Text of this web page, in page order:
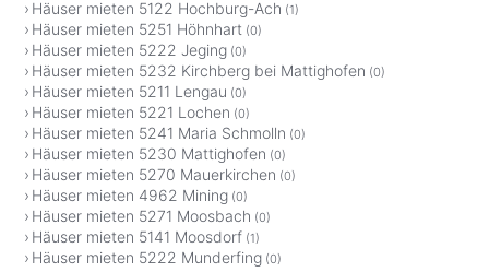
Häuser mieten 5122 Hochburg-Ach (1)
Häuser mieten 5251 Höhnhart (0)
Häuser mieten 5222 Jeging (0)
Häuser mieten 5232 Kirchberg bei Mattighofen (0)
Häuser mieten 5211 Lengau (0)
Häuser mieten 5221 Lochen (0)
Häuser mieten 5241 Maria Schmolln (0)
Häuser mieten 5230 Mattighofen (0)
Häuser mieten 5270 Mauerkirchen (0)
Häuser mieten 4962 Mining (0)
Häuser mieten 5271 Moosbach (0)
Häuser mieten 5141 Moosdorf (1)
Häuser mieten 5222 Munderfing (0)